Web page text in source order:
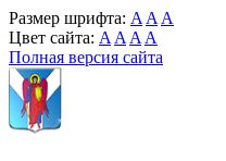
Размер шрифта: A A A
Цвет сайта: A A A A
Полная версия сайта